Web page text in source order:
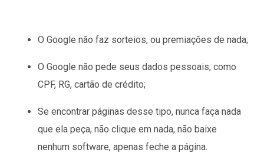
O Google não faz sorteios, ou premiações de nada;
O Google não pede seus dados pessoais, como
CPF, RG, cartão de crédito;
Se encontrar páginas desse tipo, nunca faça nada
que ela peça, não clique em nada, não baixe
nenhum software, apenas feche a página.